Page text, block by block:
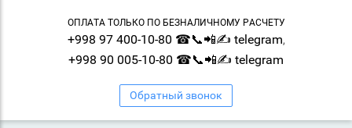
ОПЛАТА ТОЛЬКО ПО БЕЗНАЛИЧНОМУ РАСЧЕТУ
+998 97 400-10-80 ☎📞📲✍ telegram,
+998 90 005-10-80 ☎📞📲✍ telegram
Обратный звонок